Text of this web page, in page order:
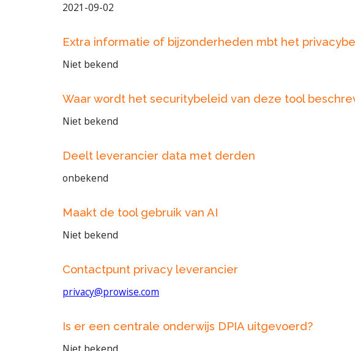
2021-09-02
Extra informatie of bijzonderheden mbt het
Niet bekend
Waar wordt het securitybeleid van deze tool
Niet bekend
Deelt leverancier data met derden
onbekend
Maakt de tool gebruik van AI
Niet bekend
Contactpunt privacy leverancier
privacy@prowise.com
Is er een centrale onderwijs DPIA uitgevoerd?